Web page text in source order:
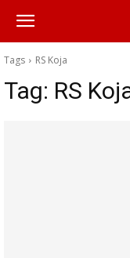
Tags RS Koja
Tag: RS